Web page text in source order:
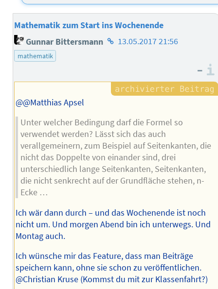
Mathematik zum Start ins Wochenende
Gunnar Bittersmann Homepage
13.05.2017 21:56
mathematik
–
@@Matthias Apsel
Unter welcher Bedingung darf die Formel so
verwendet werden? Lässt sich das auch
verallgemeinern, zum Beispiel auf Seitenkanten, die
nicht das Doppelte von einander sind, drei
unterschiedlich lange Seitenkanten, Seitenkanten,
die nicht senkrecht auf der Grundfläche stehen, n-
Ecke …
Ich wär dann durch – und das Wochenende ist noch
nicht um. Und morgen Abend bin ich unterwegs. Und
Montag auch.
Ich wünsche mir das Feature, dass man Beiträge
speichern kann, ohne sie schon zu veröffentlichen.
@Christian Kruse (Kommst du mit zur Klassenfahrt?)